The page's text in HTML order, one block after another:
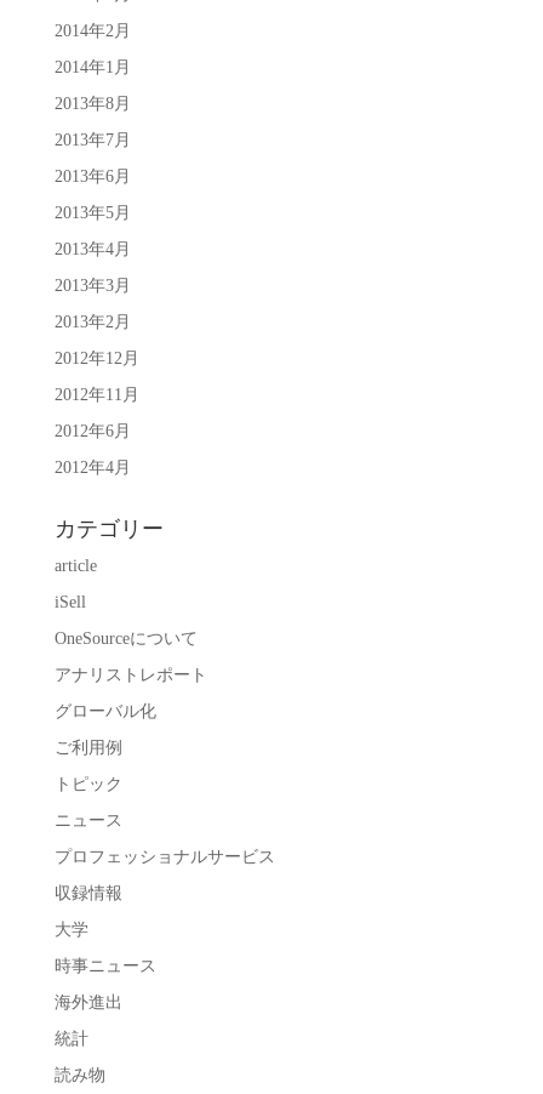
2014年2月
2014年1月
2013年8月
2013年7月
2013年6月
2013年5月
2013年4月
2013年3月
2013年2月
2012年12月
2012年11月
2012年6月
2012年4月
カテゴリー
article
iSell
OneSourceについて
アナリストレポート
グローバル化
ご利用例
トピック
ニュース
プロフェッショナルサービス
収録情報
大学
時事ニュース
海外進出
統計
読み物